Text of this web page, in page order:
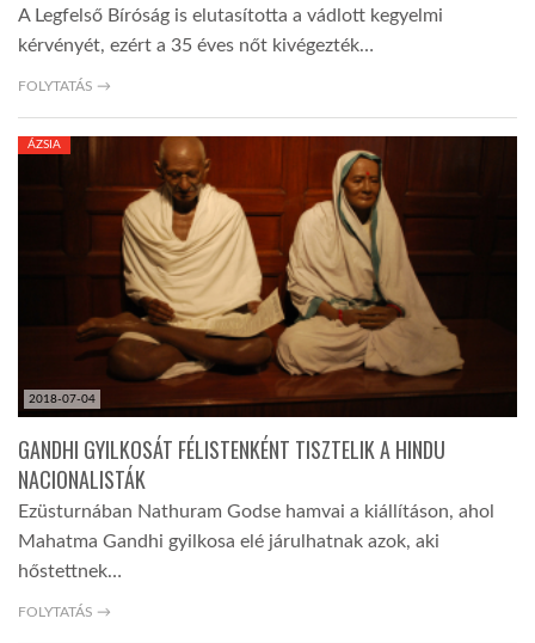
LINKTR.EE
GLOBOZSARU
DOBRAVERO.HU
LATIMO.HU
GLOBOBOOK
A Legfelső Bíróság is elutasította a vádlott kegyelmi
kérvényét, ezért a 35 éves nőt kivégezték…
FOLYTATÁS →
2018-07-04
ÁZSIA
GANDHI GYILKOSÁT FÉLISTENKÉNT TISZTELIK A HINDU
NACIONALISTÁK
Ezüsturnában Nathuram Godse hamvai a kiállításon, ahol
Mahatma Gandhi gyilkosa elé járulhatnak azok, aki
hőstettnek…
FOLYTATÁS →